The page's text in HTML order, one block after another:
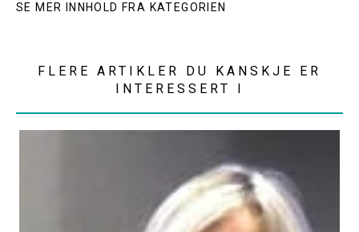
SE MER INNHOLD FRA KATEGORIEN
FLERE ARTIKLER DU KANSKJE ER
INTERESSERT I